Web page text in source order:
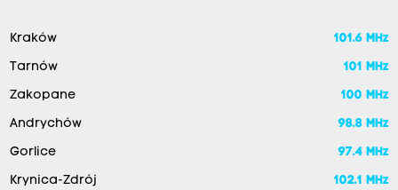
Kraków 101.6 MHz
Tarnów 101 MHz
Zakopane 100 MHz
Andrychów 98.8 MHz
Gorlice 97.4 MHz
Krynica-Zdrój 102.1 MHz